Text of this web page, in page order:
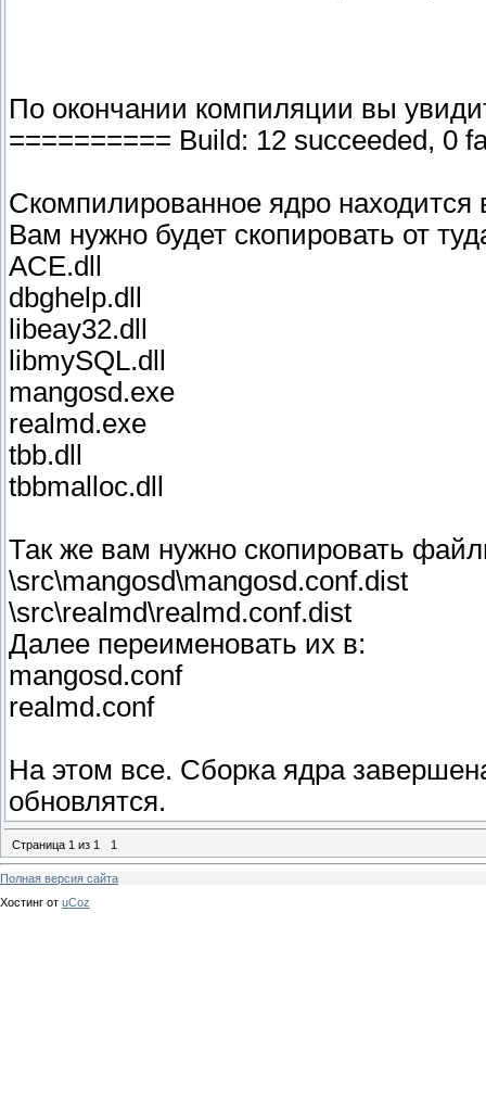
По окончании компиляции вы
========== Build: 12 succeeded, 0
Скомпилированное ядро
Вам нужно будет скопировать от
ACE.dll
dbghelp.dll
libeay32.dll
libmySQL.dll
mangosd.exe
realmd.exe
tbb.dll
tbbmalloc.dll
Так же вам нужно скопировать
\src\mangosd\mangosd.conf.dist
\src\realmd\realmd.conf.dist
Далее переименовать их в:
mangosd.conf
realmd.conf
На этом все. Сборка ядра
обновлятся.
Страница 1 из 1 1
Полная версия сайта
Хостинг от uCoz